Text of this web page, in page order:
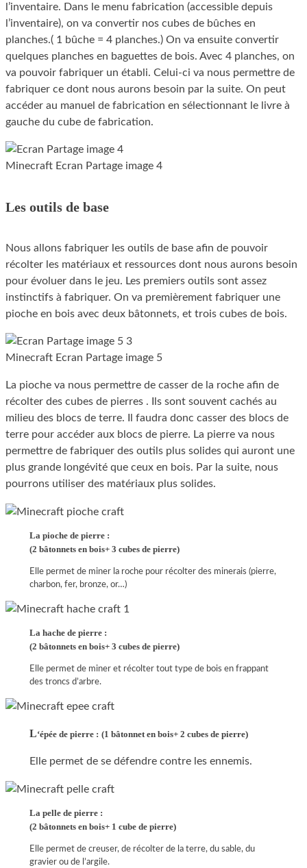
l’inventaire. Dans le menu fabrication (accessible depuis
l’inventaire), on va convertir nos cubes de bûches en
planches.( 1 bûche = 4 planches.) On va ensuite convertir
quelques planches en baguettes de bois. Avec 4 planches, on
va pouvoir fabriquer un établi. Celui-ci va nous permettre de
fabriquer ce dont nous aurons besoin par la suite. On peut
accéder au manuel de fabrication en sélectionnant le livre à
gauche du cube de fabrication.
Minecraft Ecran Partage image 4
Les outils de base
Nous allons fabriquer les outils de base afin de pouvoir
récolter les matériaux et ressources dont nous aurons besoin
pour évoluer dans le jeu. Les premiers outils sont assez
instinctifs à fabriquer. On va premièrement fabriquer une
pioche en bois avec deux bâtonnets, et trois cubes de bois.
Minecraft Ecran Partage image 5
La pioche va nous permettre de casser de la roche afin de
récolter des cubes de pierres . Ils sont souvent cachés au
milieu des blocs de terre. Il faudra donc casser des blocs de
terre pour accéder aux blocs de pierre. La pierre va nous
permettre de fabriquer des outils plus solides qui auront une
plus grande longévité que ceux en bois. Par la suite, nous
pourrons utiliser des matériaux plus solides.
La pioche de pierre :
(2 bâtonnets en bois+ 3 cubes de pierre)
Elle permet de miner la roche pour récolter des minerais (pierre,
charbon, fer, bronze, or…)
La hache de pierre :
(2 bâtonnets en bois+ 3 cubes de pierre)
Elle permet de miner et récolter tout type de bois en frappant
des troncs d’arbre.
L‘épée de pierre : (1 bâtonnet en bois+ 2 cubes de pierre)
Elle permet de se défendre contre les ennemis.
La pelle de pierre :
(2 bâtonnets en bois+ 1 cube de pierre)
Elle permet de creuser, de récolter de la terre, du sable, du
gravier ou de l’argile.